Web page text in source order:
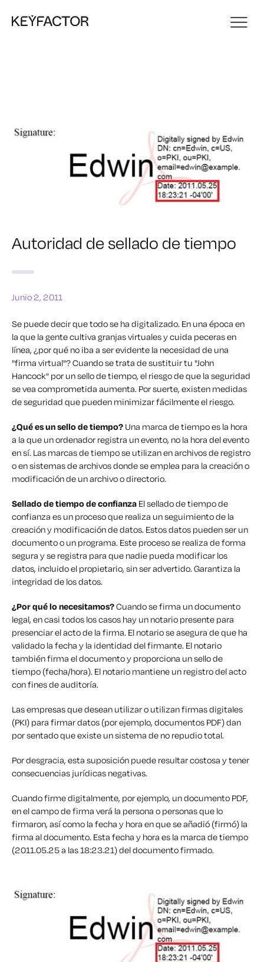
Autoridad de sellado de tiempo
Junio 2, 2011
Se puede decir que todo se ha digitalizado. En una época en
la que la gente cultiva granjas virtuales y cuida peceras en
línea, ¿por qué no iba a ser evidente la necesidad de una
"firma virtual"? Cuando se trata de sustituir tu "John
Hancock" por un sello de tiempo, el riesgo de que la seguridad
se vea comprometida aumenta. Por suerte, existen medidas
de seguridad que pueden minimizar fácilmente el riesgo.
¿Qué es un sello de tiempo? Una marca de tiempo es la hora
a la que un ordenador registra un evento, no la hora del evento
en sí. Las marcas de tiempo se utilizan en archivos de registro
o en sistemas de archivos donde se emplea para la creación o
modificación de un archivo o directorio.
Sellado de tiempo de confianza El sellado de tiempo de
confianza es un proceso que realiza un seguimiento de la
creación y modificación de datos. Estos datos pueden ser un
documento o un programa. Este proceso se realiza de forma
segura y se registra para que nadie pueda modificar los
datos, incluido el propietario, sin ser advertido. Garantiza la
integridad de los datos.
¿Por qué lo necesitamos?Cuando se firma un documento
legal, en casi todos los casos hay un notario presente para
presenciar el acto de la firma. El notario se asegura de que ha
validado la fecha y la identidad del firmante. El notario
también firma el documento y proporciona un sello de
tiempo (fecha/hora). El notario mantiene un registro del acto
con fines de auditoría.
Las empresas que desean utilizar o utilizan firmas digitales
(PKI) para firmar datos (por ejemplo, documentos PDF) dan
por sentado que existe un sistema de no repudio total.
Por desgracia, esta suposición puede resultar costosa y tener
consecuencias jurídicas negativas.
Cuando firme digitalmente, por ejemplo, un documento PDF,
en el campo de firma verá la persona o personas que lo
firmaron, así como la fecha y hora en que se añadió (firmó) la
firma al documento. Esta fecha y hora es la marca de tiempo
(2011.05.25 a las 18:23.21) del documento firmado.